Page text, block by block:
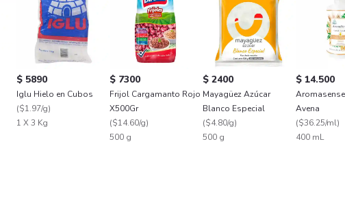
$ 5890
Iglu Hielo en Cubos
($1.97/g)
1 X 3 Kg
$ 7300
Frijol Cargamanto Rojo
X500Gr
($14.60/g)
500 g
$ 2400
Mayagüez Azúcar
Blanco Especial
($4.80/g)
500 g
$ 14.500
Avena
($36.25/ml)
400 mL